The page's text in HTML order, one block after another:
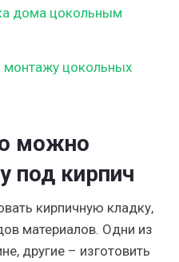
дома цокольным
цокольных
можно
под кирпич
кирпичную кладку,
материалов. Одни из
другие – изготовить